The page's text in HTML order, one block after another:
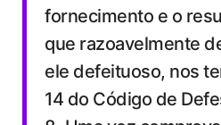
fornecimento e o
que razoavelmente
ele defeituoso, nos
14 do Código de